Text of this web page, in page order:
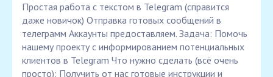
Простая работа с текстом в Telegram (справится
даже новичок) Отправка готовых сообщений в
телеграмм Аккаунты предоставляем. Задача: Помочь
нашему проекту с информированием потенциальных
клиентов в Telegram Что нужно сделать (всё очень
просто): Получить от нас готовые инструкции и